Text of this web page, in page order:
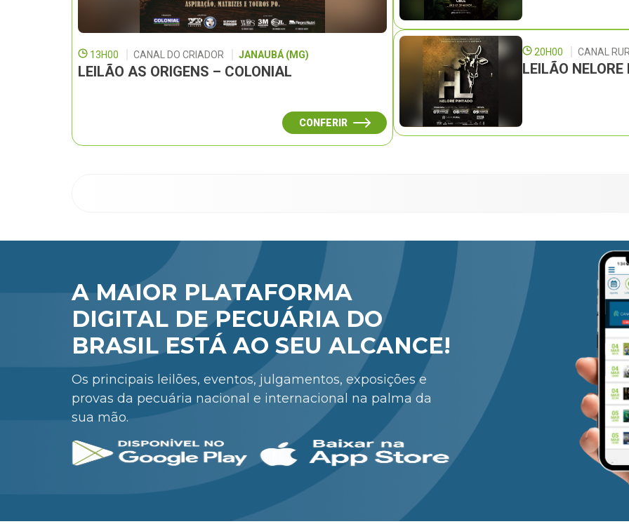
13H00 CANAL DO CRIADOR JANAUBÁ (MG)
LEILÃO AS ORIGENS – COLONIAL
CONFERIR
20H00 CANAL
LEILÃO
A MAIOR PLATAFORMA
DIGITAL DE PECUÁRIA DO
BRASIL ESTÁ AO SEU ALCANCE!
Os principais leilões, eventos, julgamentos, exposições e
provas da pecuária nacional e internacional na palma da
sua mão.